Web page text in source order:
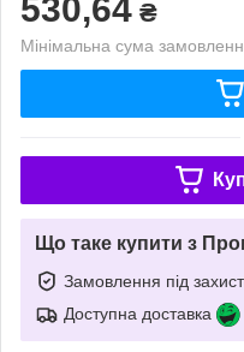
530,64 ₴
Мінімальна сума
Що таке купити з
Замовлення під
Доступна доставка